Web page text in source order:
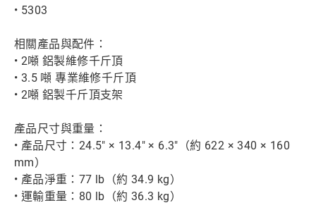
• 5303
相關產品與配件：
• 2噸 鋁製維修千斤頂
• 3.5 噸 專業維修千斤頂
• 2噸 鋁製千斤頂支架
產品尺寸與重量：
• 產品尺寸：24.5" × 13.4" × 6.3"（約 622 × 340 × 160
mm）
• 產品淨重：77 lb（約 34.9 kg）
• 運輸重量：80 lb（約 36.3 kg）